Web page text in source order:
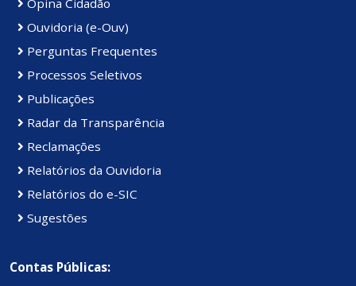
Ouvidoria (e-Ouv)
Perguntas Frequentes
Processos Seletivos
Publicações
Radar da Transparência
Reclamações
Relatórios da Ouvidoria
Relatórios do e-SIC
Sugestões
Contas Públicas: